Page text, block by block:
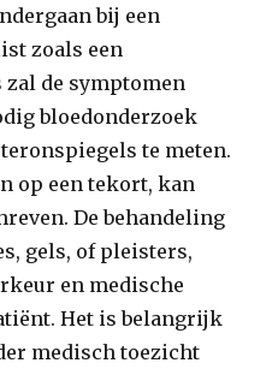
bij een
zoals een
de symptomen
bloedonderzoek
te meten.
op een tekort, kan
De behandeling
gels, of pleisters,
en medische
Het is belangrijk
medisch toezicht